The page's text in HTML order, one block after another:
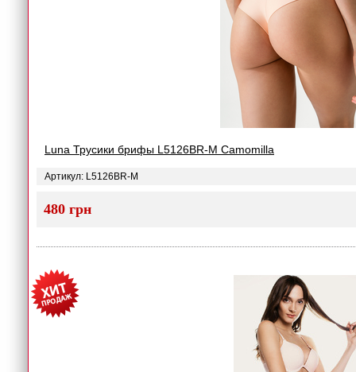
Luna Трусики брифы L5126BR-M Camomilla
Артикул: L5126BR-M
480 грн